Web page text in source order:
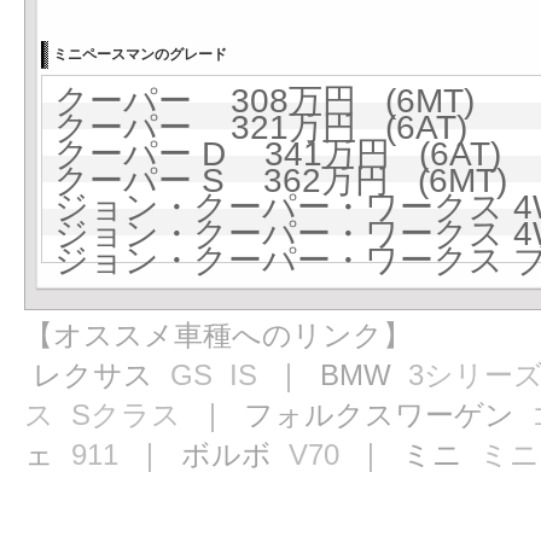
ミニペースマンのグレード
クーパー 308万円 (6MT)
クーパー 321万円 (6AT)
クーパー D 341万円 (6AT)
クーパー S 362万円 (6MT)
ジョン・クーパー・ワーク
ジョン・クーパー・ワーク
ジョン・クーパー・ワーク
【オススメ車種へのリンク】
レクサス GS IS ｜ BMW 3シリー
ス
Sクラス ｜ フォルクスワーゲン
ェ 911 ｜ ボルボ V70 ｜ ミニ ミニ